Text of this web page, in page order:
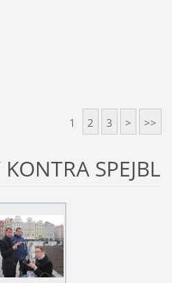
1 2 3 > >>
SPEJBL